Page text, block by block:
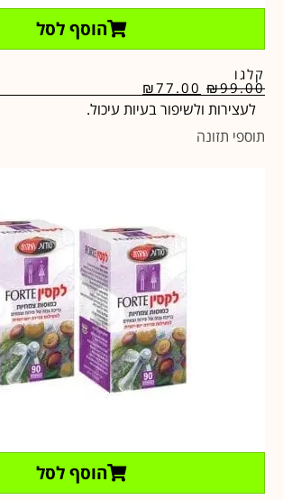
הוסף לסל
קלגו
₪99.00
₪77.00
לעצירות ולשיפור בעיות עיכול.
תוספי תזונה
הוסף לסל